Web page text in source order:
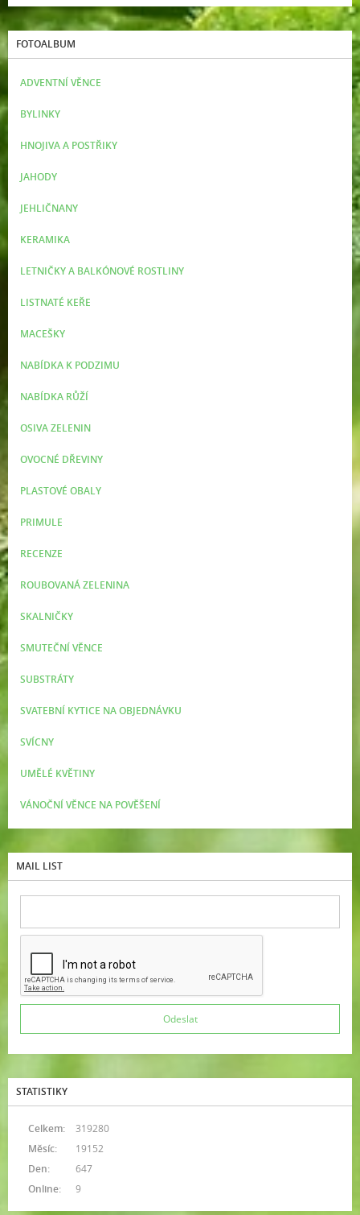
FOTOALBUM
ADVENTNÍ VĚNCE
BYLINKY
HNOJIVA A POSTŘIKY
JAHODY
JEHLIČNANY
KERAMIKA
LETNIČKY A BALKÓNOVÉ ROSTLINY
LISTNATÉ KEŘE
MACEŠKY
NABÍDKA K PODZIMU
NABÍDKA RŮŽÍ
OSIVA ZELENIN
OVOCNÉ DŘEVINY
PLASTOVÉ OBALY
PRIMULE
RECENZE
ROUBOVANÁ ZELENINA
SKALNIČKY
SMUTEČNÍ VĚNCE
SUBSTRÁTY
SVATEBNÍ KYTICE NA OBJEDNÁVKU
SVÍCNY
UMĚLÉ KVĚTINY
VÁNOČNÍ VĚNCE NA POVĚŠENÍ
MAIL LIST
STATISTIKY
Online: 9
Celkem:
319280
Měsíc:
19152
Den:
647